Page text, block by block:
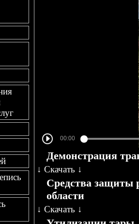
Демонстрация
↓ Скачать ↓
Средства защиты
области
↓ Скачать ↓